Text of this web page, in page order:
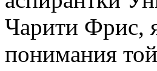
Чарити Фрис,
понимания